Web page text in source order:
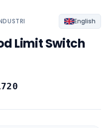
English
Limit Switch